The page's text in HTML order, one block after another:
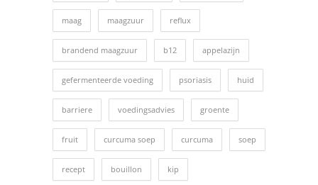
maag maagzuur reflux
brandend maagzuur b12 appelazijn
gefermenteerde voeding psoriasis huid
barriere voedingsadvies groente
fruit curcuma soep curcuma soep
recept bouillon kip